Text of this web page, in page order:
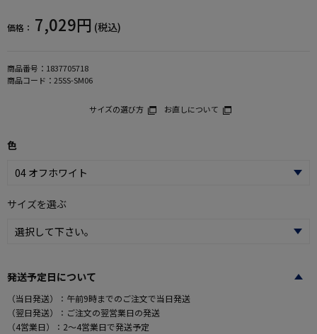
価格： 7,029円 (税込)
商品番号： 1837705718
商品コード： 25SS-SM06
サイズの選び方 お直しについて
色
サイズを選ぶ
発送予定日について
（当日発送）：午前9時までのご注文で当日発送
（翌日発送）：ご注文の翌営業日の発送
（4営業日）：2～4営業日で発送予定